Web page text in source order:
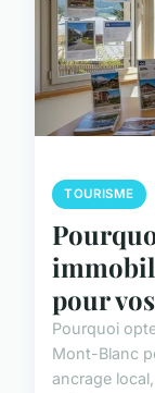
TOURISME
pour
Pourquoi
Mont-Blanc
ancrage